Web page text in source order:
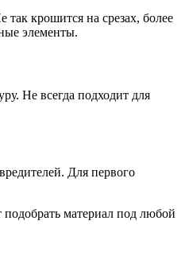
крошится на срезах, более
элементы.
Не всегда подходит для
Для первого
материал под любой